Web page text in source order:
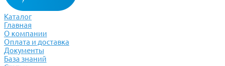
Каталог
Главная
О компании
Оплата и доставка
Документы
База знаний